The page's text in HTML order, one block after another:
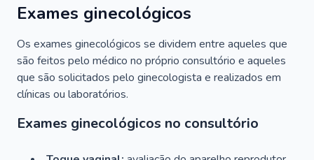
Exames ginecológicos
Os exames ginecológicos se dividem entre aqueles que
são feitos pelo médico no próprio consultório e aqueles
que são solicitados pelo ginecologista e realizados em
clínicas ou laboratórios.
Exames ginecológicos no consultório